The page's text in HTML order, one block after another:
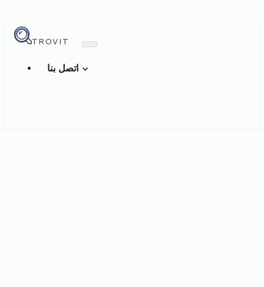
TROVIT